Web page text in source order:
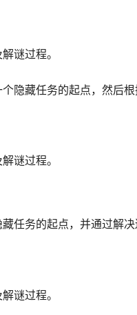
谜过程。
隐藏任务的起点，然后
谜过程。
任务的起点，并通过解决
谜过程。